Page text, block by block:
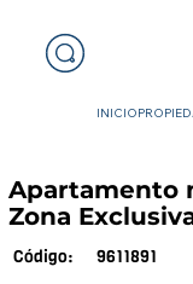
INICIO
Apartamento
Zona
Código: 9611891